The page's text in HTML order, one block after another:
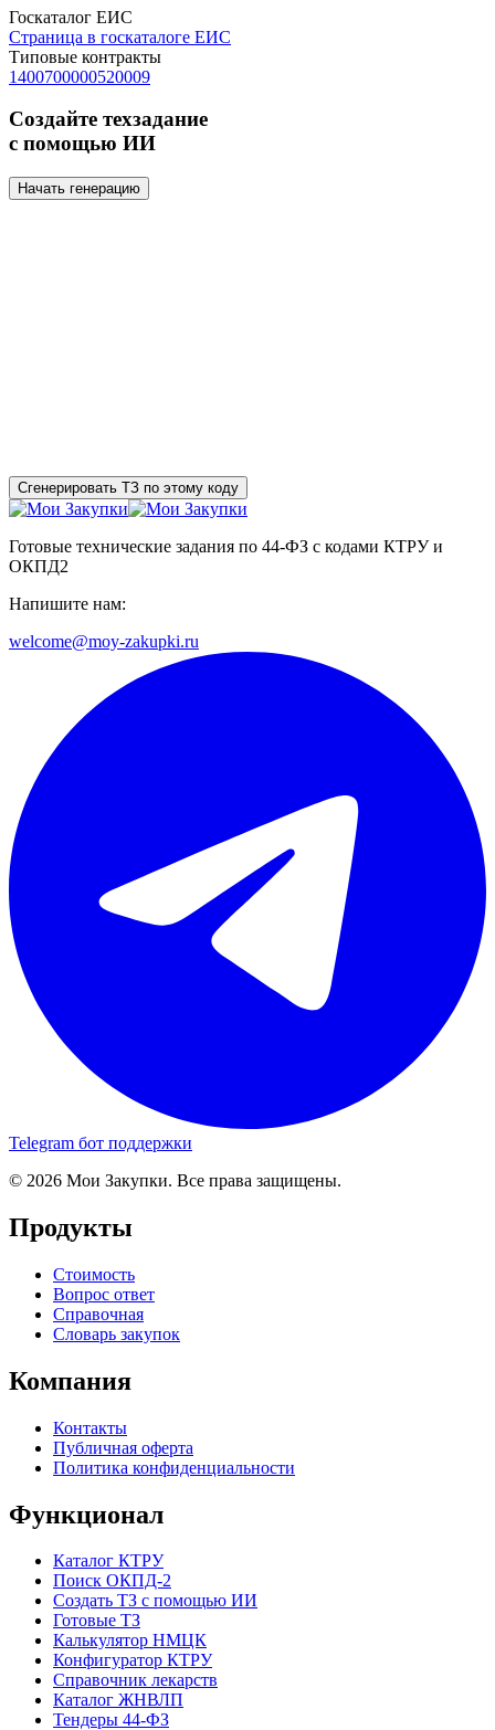
Госкаталог ЕИС
Страница в госкаталоге ЕИС
Типовые контракты
1400700000520009
Создайте техзадание
с помощью ИИ
Начать генерацию
Сгенерировать ТЗ по этому коду
Готовые технические задания по 44-ФЗ с кодами КТРУ и
ОКПД2
Напишите нам:
welcome@moy-zakupki.ru
Telegram бот поддержки
© 2026 Мои Закупки. Все права защищены.
Продукты
Стоимость
Вопрос ответ
Справочная
Словарь закупок
Компания
Контакты
Публичная оферта
Политика конфиденциальности
Функционал
Каталог КТРУ
Поиск ОКПД-2
Создать ТЗ с помощью ИИ
Готовые ТЗ
Калькулятор НМЦК
Конфигуратор КТРУ
Справочник лекарств
Каталог ЖНВЛП
Тендеры 44-ФЗ